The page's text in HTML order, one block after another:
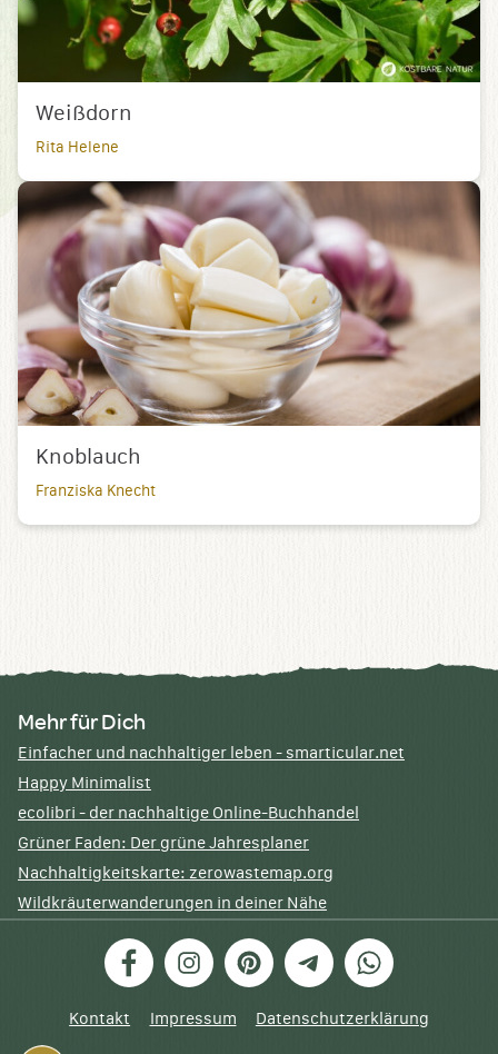
Weißdorn
Rita Helene
Knoblauch
Franziska Knecht
Mehr für Dich
Einfacher und nachhaltiger leben - smarticular.net
Happy Minimalist
ecolibri - der nachhaltige Online-Buchhandel
Grüner Faden: Der grüne Jahresplaner
Nachhaltigkeitskarte: zerowastemap.org
Wildkräuterwanderungen in deiner Nähe
FacebookInstagramPinterestTelegramWhatsApp
Kontakt Impressum Datenschutzerklärung